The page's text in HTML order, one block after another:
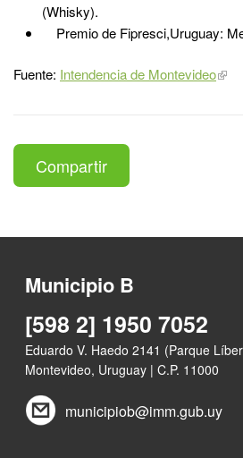
(Whisky).
Premio de Fipresci,Uruguay:
Fuente: Intendencia de Montevideo
Compartir
Municipio B
[598 2] 1950 7052
Eduardo V. Haedo 2141 (Parque
Montevideo, Uruguay | C.P. 11000
municipiob@imm.gub.uy